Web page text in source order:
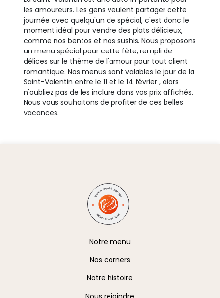
les amoureurs. Les gens veulent partager cette
journée avec quelqu'un de spécial, c'est donc le
moment idéal pour vendre des plats délicieux,
comme nos bentos et nos sushis. Nous proposons
un menu spécial pour cette fête, rempli de
délices sur le thème de l'amour pour tout client
romantique. Nos menus sont valables le jour de la
Saint-Valentin entre le 11 et le 14 février , alors
n'oubliez pas de les inclure dans vos prix affichés.
Nous vous souhaitons de profiter de ces belles
vacances.
A propos
Notre menu
Nos corners
Notre histoire